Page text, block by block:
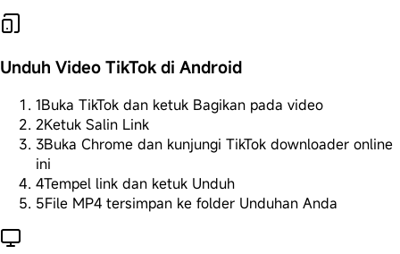
Unduh Video TikTok di Android
1Buka TikTok dan ketuk Bagikan pada video
2Ketuk Salin Link
3Buka Chrome dan kunjungi TikTok downloader online
ini
4Tempel link dan ketuk Unduh
5File MP4 tersimpan ke folder Unduhan Anda